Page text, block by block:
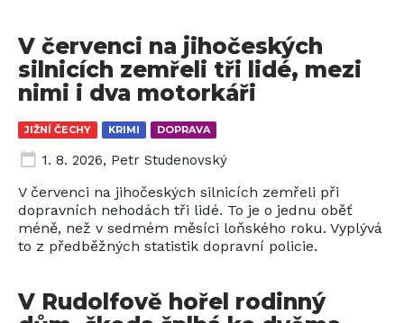
JIŽNÍ ČECHY KRIMI DOPRAVA
V červenci na jihočeských
silnicích zemřeli tři lidé, mezi
nimi i dva motorkáři
1. 8. 2026, Petr Studenovský
V červenci na jihočeských silnicích zemřeli při
dopravních nehodách tři lidé. To je o jednu oběť
méně, než v sedmém měsíci loňského roku. Vyplývá
to z předběžných statistik dopravní policie.
V Rudolfově hořel rodinný